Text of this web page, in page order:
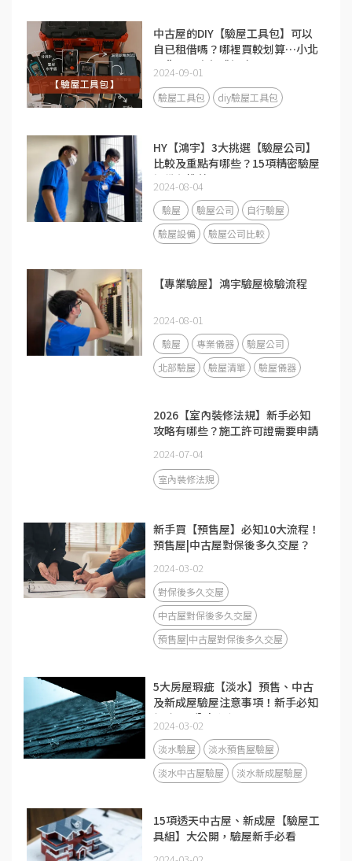
中古屋的DIY【驗屋工具包】可以
自已租借嗎？哪裡買較划算…小北
百貨、五金行或蝦皮？
2024-09-01
驗屋工具包 diy驗屋工具包
HY【鴻宇】3大挑選【驗屋公司】
比較及重點有哪些？15項精密驗屋
設備必推薦！
2024-08-04
驗屋 驗屋公司
自行驗屋
驗屋設備
驗屋公司比較
【專業驗屋】鴻宇驗屋檢驗流程
2024-08-01
驗屋 專業儀器
驗屋公司
北部驗屋
驗屋清單 驗屋儀器
2026【室內裝修法規】新手必知
攻略有哪些？施工許可證需要申請
2024-07-04
室內裝修法規
新手買【預售屋】必知10大流程！
預售屋|中古屋對保後多久交屋？
2024-03-02
對保後多久交屋
中古屋對保後多久交屋
預售屋|中古屋對保後多久交屋
5大房屋瑕疵【淡水】預售、中古
及新成屋驗屋注意事項！新手必知
網路ptt分享心得！
2024-03-02
淡水驗屋
淡水預售屋驗屋
淡水中古屋驗屋
淡水新成屋驗屋
15項透天中古屋、新成屋【驗屋工
具組】大公開，驗屋新手必看